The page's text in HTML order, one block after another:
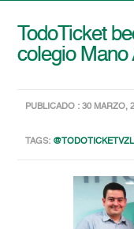
TodoTicket
colegio Mano
PUBLICADO : 30 MARZO,
TAGS: